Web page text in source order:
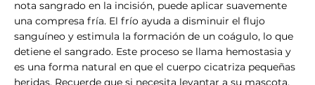
nota sangrado en la incisión, puede aplicar suavemente
una compresa fría. El frío ayuda a disminuir el flujo
sanguíneo y estimula la formación de un coágulo, lo que
detiene el sangrado. Este proceso se llama hemostasia y
es una forma natural en que el cuerpo cicatriza pequeñas
heridas. Recuerde que si necesita levantar a su mascota,